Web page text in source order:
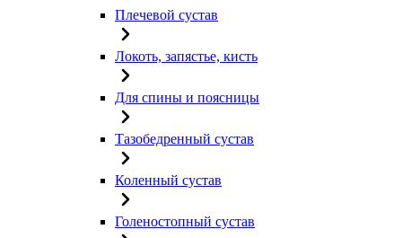
Плечевой сустав
Локоть, запястье, кисть
Для спины и поясницы
Тазобедренный сустав
Коленный сустав
Голеностопный сустав